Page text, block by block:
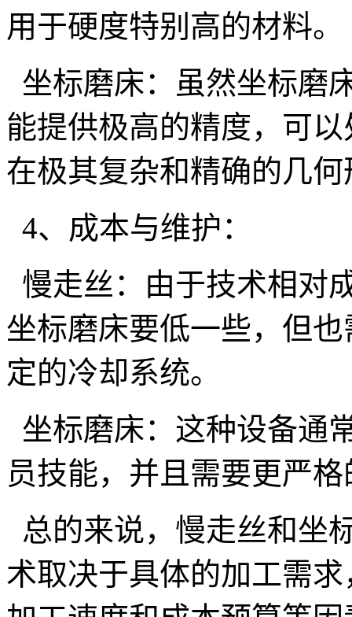
用于硬度特别高的材料。
坐标磨床：虽然坐标磨
能提供极高的精度，可
在极其复杂和精确的几
4、成本与维护：
慢走丝：由于技术相对
坐标磨床要低一些，但
定的冷却系统。
坐标磨床：这种设备通
员技能，并且需要更严
总的来说，慢走丝和坐
术取决于具体的加工需